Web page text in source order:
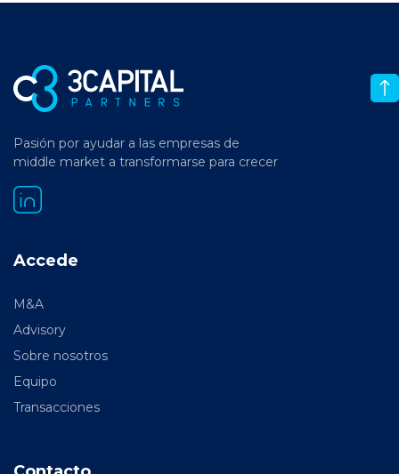
Pasión por ayudar a las empresas de
middle market a transformarse para crecer
Accede
M&A
Advisory
Sobre nosotros
Equipo
Transacciones